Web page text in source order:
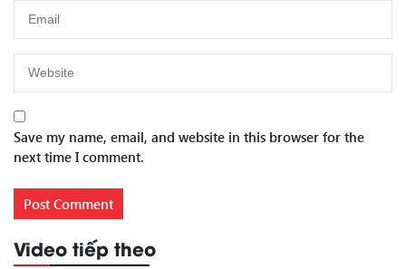
Save my name, email, and website in this browser for the
next time I comment.
Video tiếp theo